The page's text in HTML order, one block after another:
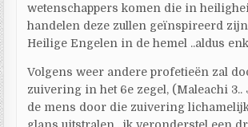
wetenschappers komen die in
handelen deze zullen geïnspireerd
Heilige Engelen in de hemel ..aldus
Volgens weer andere profetieën zal
zuivering in het 6e zegel, (Maleachi 3..
de mens door die zuivering